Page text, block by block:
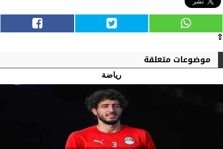
⇧
موضوعات متعلقة
رياضة